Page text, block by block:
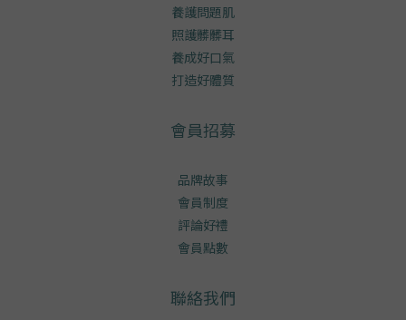
養護問題肌
照護髒髒耳
養成好口氣
打造好體質
會員招募
品牌故事
會員制度
評論好禮
會員點數
聯絡我們